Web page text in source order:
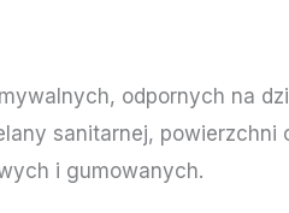
odpornych na
sanitarnej,
i gumowanych.